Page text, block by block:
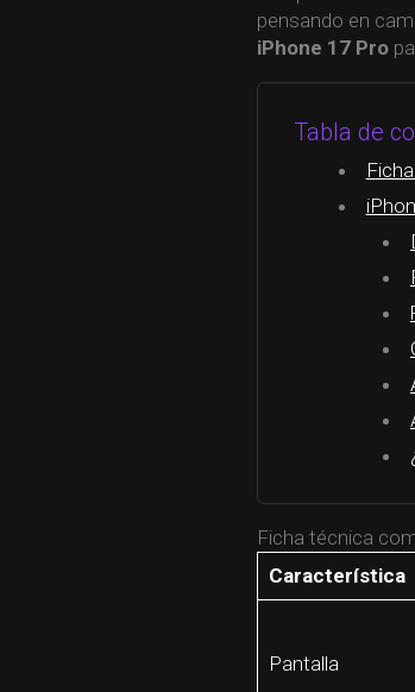
pensando en
iPhone 17 Pro
Tabla de
Ficha técnica
Característica
Pantalla